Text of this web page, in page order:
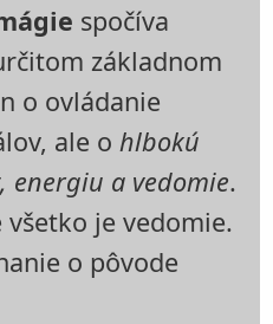
spočíva
základnom
o ovládanie
ale o hlbokú
energiu a vedomie.
všetko je vedomie.
o pôvode